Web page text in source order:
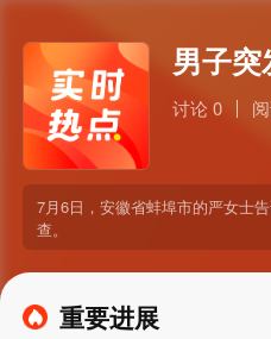
男子
讨论 0
7月6日，安徽省蚌埠市的严女士
查。
重要进展